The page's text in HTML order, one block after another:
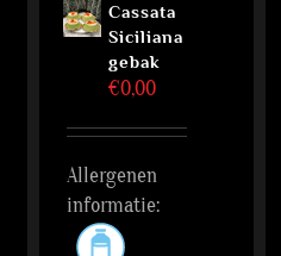
Cassata
Siciliana
gebak
€0,00
Allergenen
informatie: